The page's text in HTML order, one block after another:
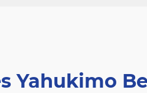
Yahukimo